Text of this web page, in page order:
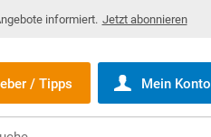
informiert. Jetzt abonnieren
/ Tipps Mein Konto